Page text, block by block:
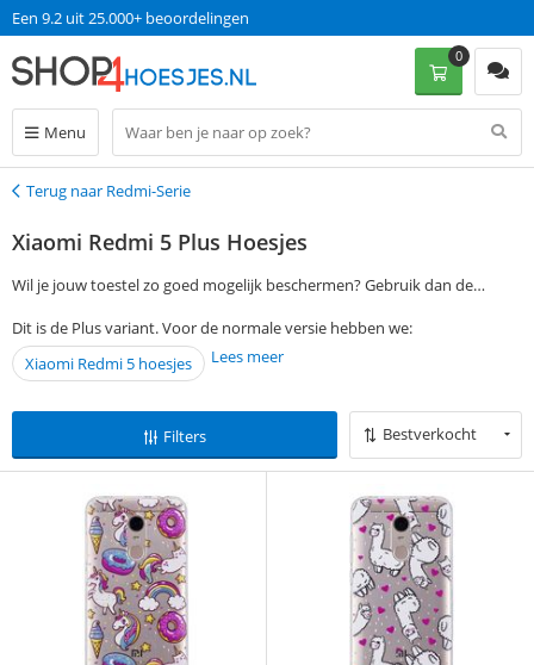
Een 9.2 uit 25.000+ beoordelingen
Menu
0
Terug
Terug naar Redmi-Serie
Xiaomi Redmi 5 Plus Hoesjes
Wil je jouw toestel zo goed mogelijk beschermen? Gebruik dan de
Redmi 5 Plus hoesje te vinden dat bij jou en jouw toestel past. Heb je
een keuze gemaakt? Bestel dan op werkdagen voor 13:00 en ontvang
Dit is de Plus variant. Voor de normale versie hebben we:
Xiaomi Redmi 5 hoesjes
Lees meer
Filters Bestverkocht